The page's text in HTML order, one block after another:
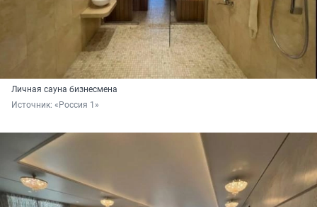
Личная сауна бизнесмена
Источник: «Россия 1»